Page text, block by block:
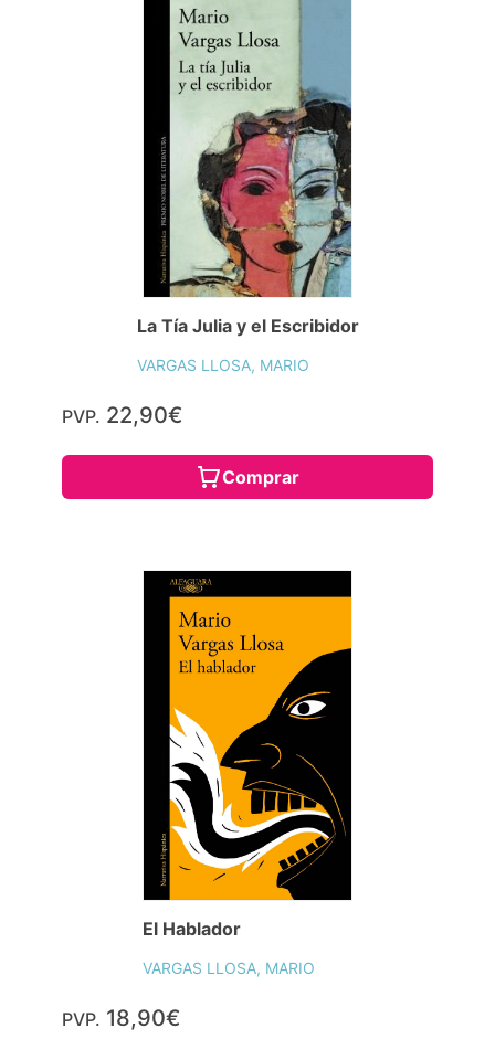
La Tía Julia y el Escribidor
VARGAS LLOSA, MARIO
PVP. 22,90€
Comprar
El Hablador
VARGAS LLOSA, MARIO
PVP. 18,90€